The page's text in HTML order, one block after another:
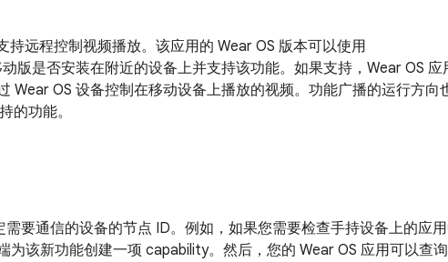
远程控制视频播放。该应用的 Wear OS 版本可以使用
版是否安装在附近的设备上并支持该功能。如果支持，Wear OS 应
Wear OS 设备控制在移动设备上播放的视频。功能广播的运行方向
的功能。
需要通信的设备的节点 ID。例如，如果您需要检查手持设备上的应
为该新功能创建一项 capability。然后，您的 Wear OS 应用可以查